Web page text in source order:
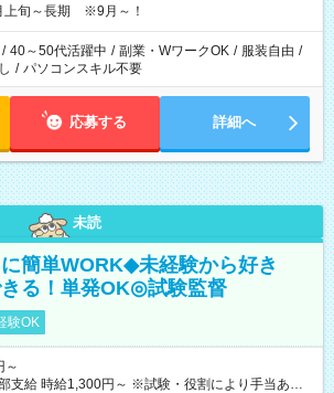
上旬～長期 ※9月～！
/ 40～50代活躍中 / 副業・WワークOK / 服装自由 /
/ パソコンスキル不要
応募する 詳細へ
未読
簡単WORK◆未経験から好き
る！単発OK◎試験監督
験OK
～
割により手当あり